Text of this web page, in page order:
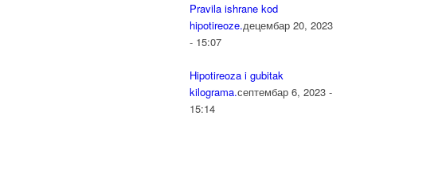
Pravila ishrane kod
hipotireoze.децембар 20, 2023
- 15:07
Hipotireoza i gubitak
kilograma.септембар 6, 2023 -
15:14